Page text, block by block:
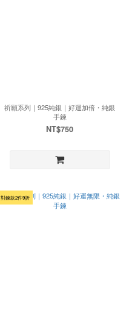
祈願系列｜925純銀｜好運加倍・純銀
手鍊
NT$750
對鍊款2件9折